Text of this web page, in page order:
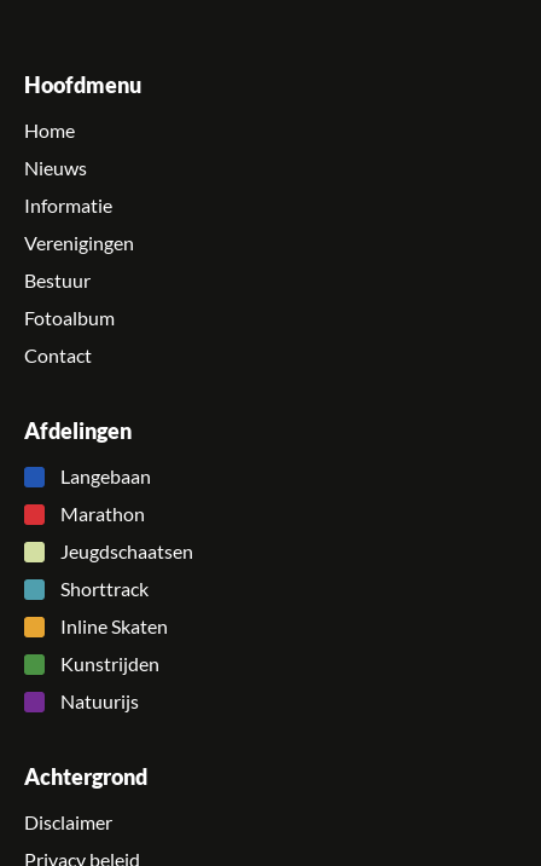
Hoofdmenu
Home
Nieuws
Informatie
Verenigingen
Bestuur
Fotoalbum
Contact
Afdelingen
Langebaan
Marathon
Jeugdschaatsen
Shorttrack
Inline Skaten
Kunstrijden
Natuurijs
Achtergrond
Disclaimer
Privacy beleid